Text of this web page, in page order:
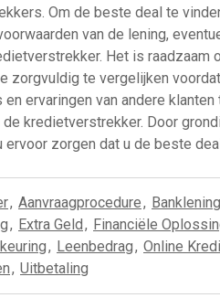
Om de beste deal te
van de lening,
Het is raadzaam
zorgvuldig te vergelijken
ervaringen van andere
kredietverstrekker. Door
zorgen dat u de beste
, Aanvraagprocedure,
, Extra Geld, Financiële
, Leenbedrag, Online
, Uitbetaling